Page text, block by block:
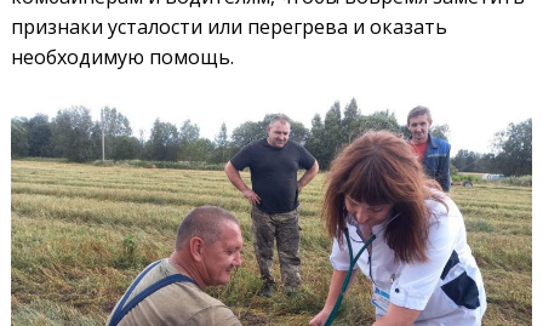
признаки усталости или перегрева и оказать
необходимую помощь.